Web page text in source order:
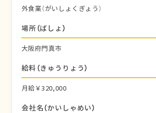
外食業（がいしょくぎょう）
場所（ばしょ）
大阪府門真市
給料（きゅうりょう）
月給￥320,000
会社名（かいしゃめい）